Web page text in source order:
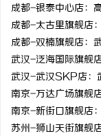
成都-银泰中心店：
成都-太古里旗舰店
成都-双楠旗舰店：
武汉-泛海国际旗舰
武汉-武汉SKP店：
南京-万达广场旗舰
南京-新街口旗舰店
苏州-狮山天街旗舰